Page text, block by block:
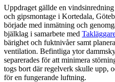
Uppdraget gällde en
och gipsmontage i Kortedala,
började med inmätning och
bjälklag i samarbete med
bärighet och fuktnivåer samt
ventilation. Befintliga ytor
separerades för att minimera
togs bort där regelverk skulle upp,
för en fungerande luftning.